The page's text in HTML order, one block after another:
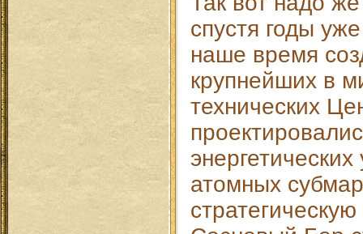
спустя годы
наше время
крупнейших в
технических
атомных